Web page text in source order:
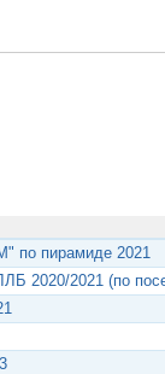
по пирамиде 2021
2020/2021 (по